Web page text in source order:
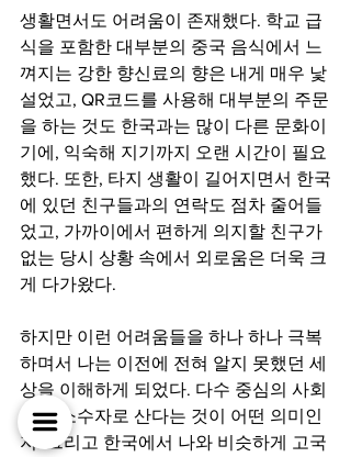
생활면서도 어려움이 존재했다. 학교 급
식을 포함한 대부분의 중국 음식에서 느
껴지는 강한 향신료의 향은 내게 매우 낯
설었고, QR코드를 사용해 대부분의 주문
을 하는 것도 한국과는 많이 다른 문화이
기에, 익숙해 지기까지 오랜 시간이 필요
했다. 또한, 타지 생활이 길어지면서 한국
에 있던 친구들과의 연락도 점차 줄어들
었고, 가까이에서 편하게 의지할 친구가
없는 당시 상황 속에서 외로움은 더욱 크
게 다가왔다.
하지만 이런 어려움들을 하나 하나 극복
하며서 나는 이전에 전혀 알지 못했던 세
상을 이해하게 되었다. 다수 중심의 사회
에서 소수자로 산다는 것이 어떤 의미인
지. 그리고 한국에서 나와 비슷하게 고국